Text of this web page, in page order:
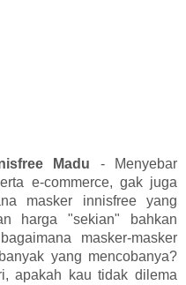
Madu - Menyebar
e-commerce, gak juga
masker innisfree yang
harga "sekian" bahkan
masker-masker
yang mencobanya?
apakah kau tidak dilema